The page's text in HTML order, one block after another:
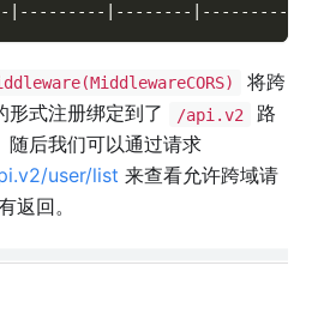
|---------|--------
将跨
形式注册绑定到了
/api.v2
路
随后我们可以通过请求
user/list 来查看允许跨域请
返回。